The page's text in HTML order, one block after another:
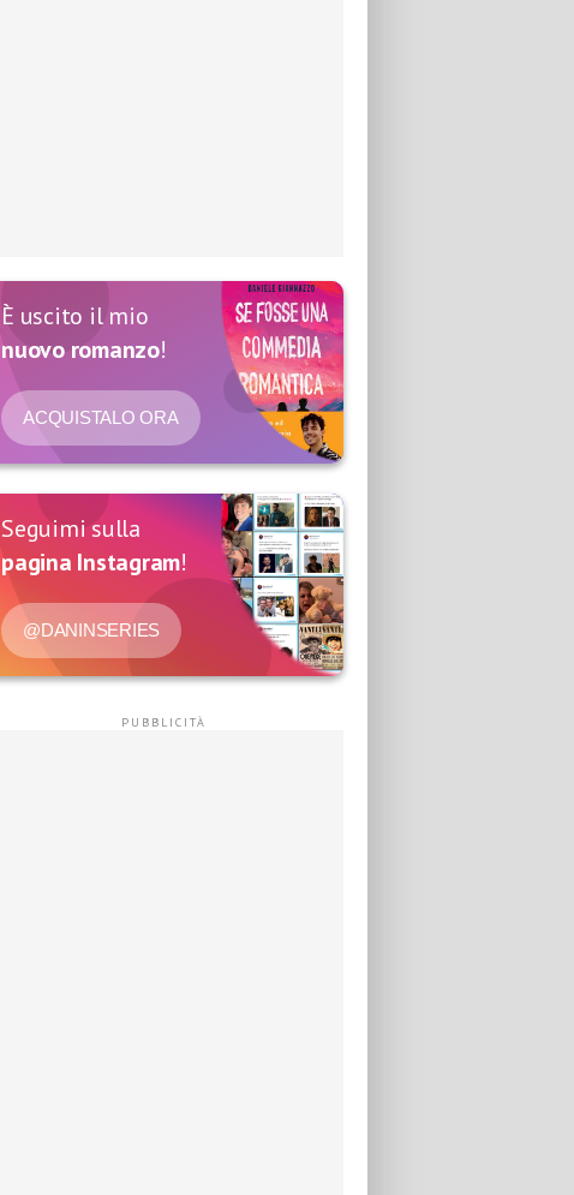
È uscito il mio
nuovo romanzo!
ACQUISTALO ORA
Seguimi sulla
pagina Instagram!
@DANINSERIES